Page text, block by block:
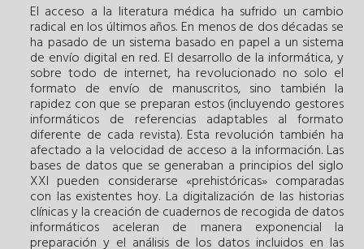
El acceso a la literatura médica ha sufrido un cambio
radical en los últimos años. En menos de dos décadas se
ha pasado de un sistema basado en papel a un sistema
de envío digital en red. El desarrollo de la informática, y
sobre todo de internet, ha revolucionado no solo el
formato de envío de manuscritos, sino también la
rapidez con que se preparan estos (incluyendo gestores
informáticos de referencias adaptables al formato
diferente de cada revista). Esta revolución también ha
afectado a la velocidad de acceso a la información. Las
bases de datos que se generaban a principios del siglo
XXI pueden considerarse «prehistóricas» comparadas
con las existentes hoy. La digitalización de las historias
clínicas y la creación de cuadernos de recogida de datos
informáticos aceleran de manera exponencial la
preparación y el análisis de los datos incluidos en las